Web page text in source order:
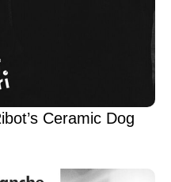
Ceramic Dog